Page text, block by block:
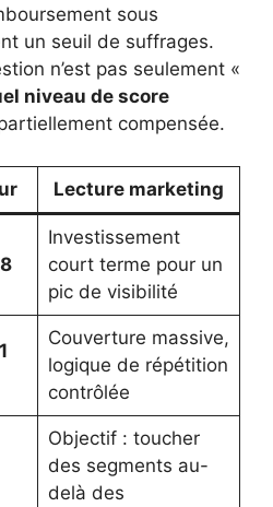
sous
un seuil de suffrages.
n’est pas seulement «
niveau de score
compensée.
Lecture marketing
Investissement
court terme pour un
pic de visibilité
Couverture massive,
logique de répétition
contrôlée
Objectif : toucher
des segments au-
delà des